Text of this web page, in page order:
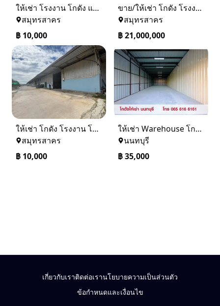
ให้เช่า โรงงาน โกดัง แถวแคราย คลองมะเดื่อ นาดี บางน้ำจืด สมุทรสาคร
สมุทรสาคร
฿ 10,000
ขาย/ให้เช่า โกดัง โรงงาน ขนาด 150 ตรว. / 1ไร่ พร้อมออฟฟิศ 2 ชั้น
สมุทรสาคร
฿21,000,000
ให้เช่า โกดัง โรงงาน โครงการดีเจริญ แยกบางน้ำจืด
สมุทรสาคร
฿ 10,000
ให้เช่า Warehouse โกดัง คลังสินค้า ขนาด 108 ตร.ม. สนามบินน้ำ นนทบุรี
นนทบุรี
฿35,000
เกี่ยวกับเราติดต่อเรานโยบายความเป็นส่วนตัว
ข้อกำหนดและเงื่อนไข